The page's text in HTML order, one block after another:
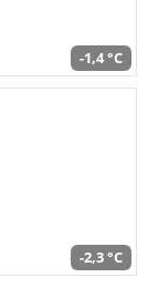
-1,4 °C
-2,3 °C